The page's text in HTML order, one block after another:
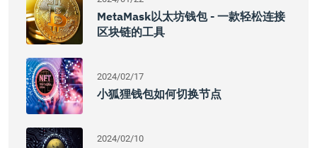
MetaMask以太坊钱包 - 一款轻松连接
区块链的工具
2024/02/17
小狐狸钱包如何切换节点
2024/02/10